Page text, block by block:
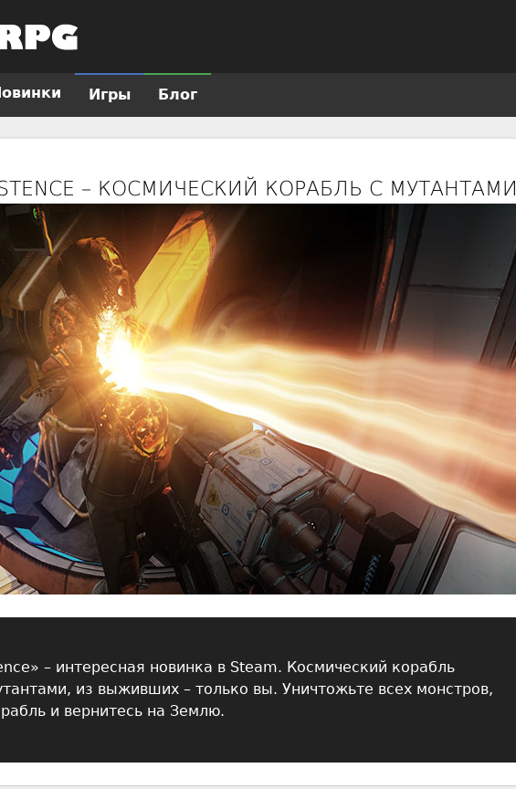
– КОСМИЧЕСКИЙ КОРАБЛЬ С МУТАНТАМИ
– интересная новинка в Steam. Космический корабль
из выживших – только вы. Уничтожьте всех монстров,
и вернитесь на Землю.
Игры Блог